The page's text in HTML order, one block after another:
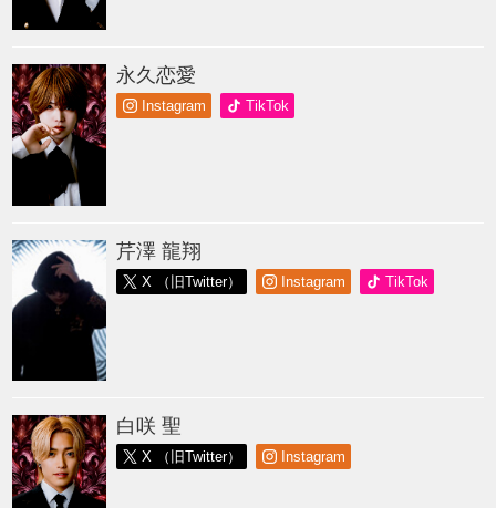
永久恋愛
Instagram TikTok
芹澤 龍翔
X （旧Twitter） Instagram TikTok
白咲 聖
X （旧Twitter） Instagram